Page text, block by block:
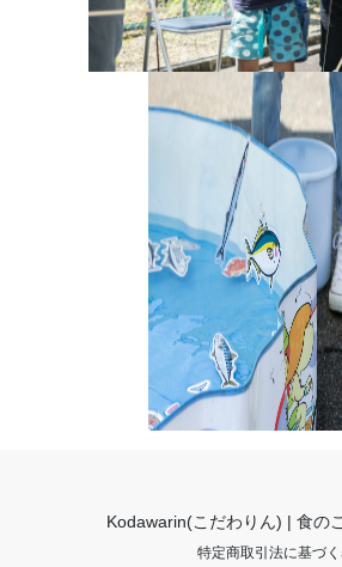
Kodawarin(こだわりん) | 食の
特定商取引法に基づ